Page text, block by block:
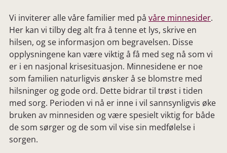
Vi inviterer alle våre familier med på våre minnesider.
Her kan vi tilby deg alt fra å tenne et lys, skrive en
hilsen, og se informasjon om begravelsen. Disse
opplysningene kan være viktig å få med seg nå som vi
er i en nasjonal krisesituasjon. Minnesidene er noe
som familien naturligvis ønsker å se blomstre med
hilsninger og gode ord. Dette bidrar til trøst i tiden
med sorg. Perioden vi nå er inne i vil sannsynligvis øke
bruken av minnesiden og være spesielt viktig for både
de som sørger og de som vil vise sin medfølelse i
sorgen.